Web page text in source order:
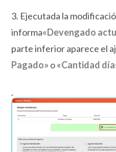
3. Ejecutada la
informa«Devengado
parte inferior aparece el
Pagado» o«Cantidad